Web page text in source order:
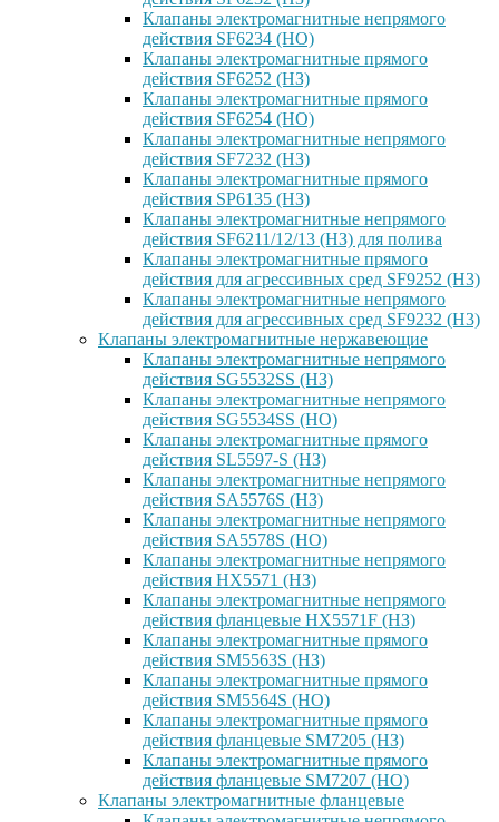
Клапаны электромагнитные непрямого
действия SF6234 (НО)
Клапаны электромагнитные прямого
действия SF6252 (НЗ)
Клапаны электромагнитные прямого
действия SF6254 (НО)
Клапаны электромагнитные непрямого
действия SF7232 (НЗ)
Клапаны электромагнитные прямого
действия SP6135 (НЗ)
Клапаны электромагнитные непрямого
действия SF6211/12/13 (НЗ) для полива
Клапаны электромагнитные прямого
действия для агрессивных сред SF9252 (H3)
Клапаны электромагнитные непрямого
действия для агрессивных сред SF9232 (H3)
Клапаны электромагнитные нержавеющие
Клапаны электромагнитные непрямого
действия SG5532SS (НЗ)
Клапаны электромагнитные непрямого
действия SG5534SS (НО)
Клапаны электромагнитные прямого
действия SL5597-S (НЗ)
Клапаны электромагнитные непрямого
действия SA5576S (НЗ)
Клапаны электромагнитные непрямого
действия SA5578S (НО)
Клапаны электромагнитные непрямого
действия HX5571 (НЗ)
Клапаны электромагнитные непрямого
действия фланцевые HX5571F (НЗ)
Клапаны электромагнитные прямого
действия SM5563S (НЗ)
Клапаны электромагнитные прямого
действия SM5564S (НО)
Клапаны электромагнитные прямого
действия фланцевые SM7205 (НЗ)
Клапаны электромагнитные прямого
действия фланцевые SM7207 (НО)
Клапаны электромагнитные фланцевые